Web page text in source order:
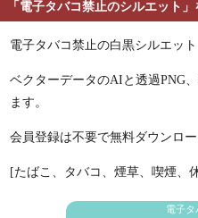
「電子タバコ禁止のシルエット
電子タバコ禁止の白黒シルエット
ベクターデータのAIと透過PNG
ます。
会員登録は不要で無料ダウンロー
[たばこ、タバコ、煙草、喫煙、
電子タ